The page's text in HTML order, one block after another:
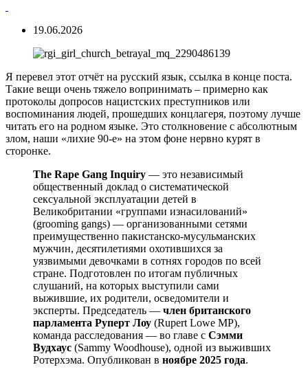
19.06.2026
Я перевел этот отчёт на русский язык, ссылка в конце поста.
Такие вещи очень тяжело вопринимать – примерно как
протоколы допросов нацистских преступников или
воспоминания людей, прошедших концлагеря, поэтому лучше
читать его на родном языке. Это столкновение с абсолютным
злом, наши «лихие 90-е» на этом фоне нервно курят в
сторонке.
The Rape Gang Inquiry — это независимый
общественный доклад о систематической
сексуальной эксплуатации детей в
Великобритании «группами изнасилований»
(grooming gangs) — организованными сетями
преимущественно пакистанско-мусульманских
мужчин, десятилетиями охотившихся за
уязвимыми девочками в сотнях городов по всей
стране. Подготовлен по итогам публичных
слушаний, на которых выступили сами
выжившие, их родители, осведомители и
эксперты. Председатель — член британского
парламента Руперт Лоу (Rupert Lowe MP),
команда расследования — во главе с Сэмми
Вудхаус (Sammy Woodhouse), одной из выживших
Ротерхэма. Опубликован в ноябре 2025 года.